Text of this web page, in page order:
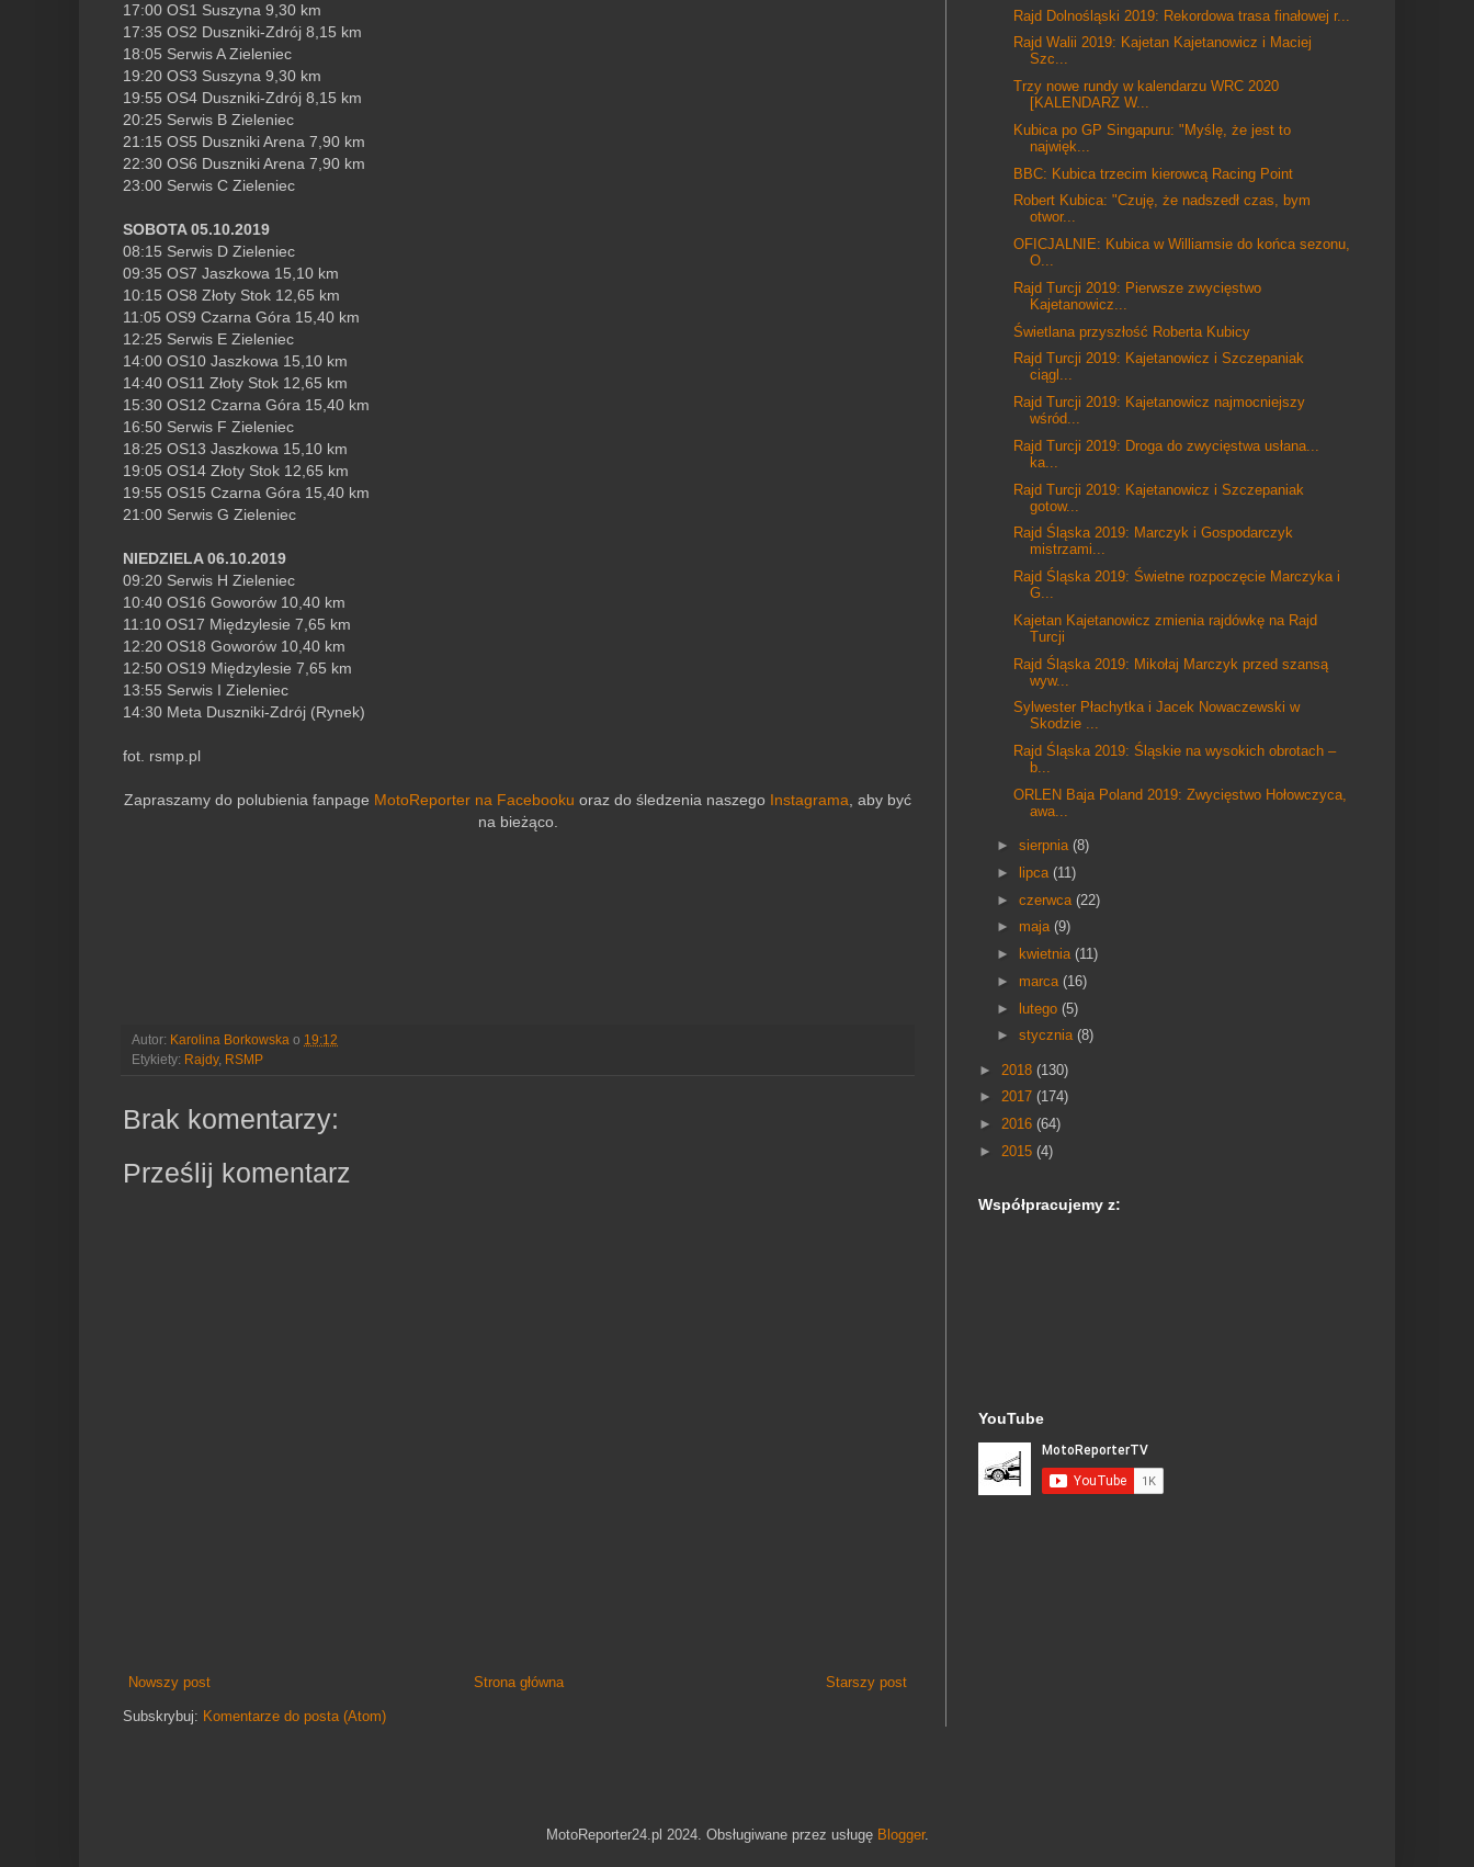
17:00 OS1 Suszyna 9,30 km
17:35 OS2 Duszniki-Zdrój 8,15 km
18:05 Serwis A Zieleniec
19:20 OS3 Suszyna 9,30 km
19:55 OS4 Duszniki-Zdrój 8,15 km
20:25 Serwis B Zieleniec
21:15 OS5 Duszniki Arena 7,90 km
22:30 OS6 Duszniki Arena 7,90 km
23:00 Serwis C Zieleniec
SOBOTA 05.10.2019
08:15 Serwis D Zieleniec
09:35 OS7 Jaszkowa 15,10 km
10:15 OS8 Złoty Stok 12,65 km
11:05 OS9 Czarna Góra 15,40 km
12:25 Serwis E Zieleniec
14:00 OS10 Jaszkowa 15,10 km
14:40 OS11 Złoty Stok 12,65 km
15:30 OS12 Czarna Góra 15,40 km
16:50 Serwis F Zieleniec
18:25 OS13 Jaszkowa 15,10 km
19:05 OS14 Złoty Stok 12,65 km
19:55 OS15 Czarna Góra 15,40 km
21:00 Serwis G Zieleniec
NIEDZIELA 06.10.2019
09:20 Serwis H Zieleniec
10:40 OS16 Goworów 10,40 km
11:10 OS17 Międzylesie 7,65 km
12:20 OS18 Goworów 10,40 km
12:50 OS19 Międzylesie 7,65 km
13:55 Serwis I Zieleniec
14:30 Meta Duszniki-Zdrój (Rynek)
fot. rsmp.pl
Zapraszamy do polubienia fanpage MotoReporter na Facebooku oraz do śledzenia naszego Instagrama, aby być
na bieżąco.
Autor: Karolina Borkowska o 19:12
Etykiety: Rajdy, RSMP
Brak komentarzy:
Prześlij komentarz
Nowszy post Starszy post
Strona główna
Subskrybuj: Komentarze do posta (Atom)
Rajd Dolnośląski 2019: Rekordowa trasa finałowej r...
Rajd Walii 2019: Kajetan Kajetanowicz i Maciej
Szc...
Trzy nowe rundy w kalendarzu WRC 2020
[KALENDARZ W...
Kubica po GP Singapuru: "Myślę, że jest to
najwięk...
BBC: Kubica trzecim kierowcą Racing Point
Robert Kubica: "Czuję, że nadszedł czas, bym
otwor...
OFICJALNIE: Kubica w Williamsie do końca sezonu,
O...
Rajd Turcji 2019: Pierwsze zwycięstwo
Kajetanowicz...
Świetlana przyszłość Roberta Kubicy
Rajd Turcji 2019: Kajetanowicz i Szczepaniak
ciągl...
Rajd Turcji 2019: Kajetanowicz najmocniejszy
wśród...
Rajd Turcji 2019: Droga do zwycięstwa usłana...
ka...
Rajd Turcji 2019: Kajetanowicz i Szczepaniak
gotow...
Rajd Śląska 2019: Marczyk i Gospodarczyk
mistrzami...
Rajd Śląska 2019: Świetne rozpoczęcie Marczyka i
G...
Kajetan Kajetanowicz zmienia rajdówkę na Rajd
Turcji
Rajd Śląska 2019: Mikołaj Marczyk przed szansą
wyw...
Sylwester Płachytka i Jacek Nowaczewski w
Skodzie ...
Rajd Śląska 2019: Śląskie na wysokich obrotach –
b...
ORLEN Baja Poland 2019: Zwycięstwo Hołowczyca,
awa...
► sierpnia (8)
►
lipca (11)
► czerwca (22)
► maja (9)
►
kwietnia (11)
► marca (16)
► lutego (5)
► stycznia (8)
► 2018 (130)
► 2017 (174)
► 2016 (64)
► 2015 (4)
Współpracujemy z:
YouTube
MotoReporter24.pl 2024. Obsługiwane przez usługę Blogger.